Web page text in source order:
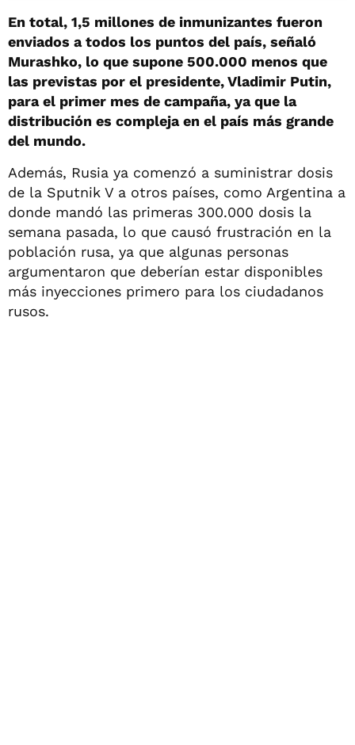
En total, 1,5 millones de inmunizantes fueron
enviados a todos los puntos del país, señaló
Murashko, lo que supone 500.000 menos que
las previstas por el presidente, Vladimir Putin,
para el primer mes de campaña, ya que la
distribución es compleja en el país más grande
del mundo.
Además, Rusia ya comenzó a suministrar dosis
de la Sputnik V a otros países, como Argentina a
donde mandó las primeras 300.000 dosis la
semana pasada, lo que causó frustración en la
población rusa, ya que algunas personas
argumentaron que deberían estar disponibles
más inyecciones primero para los ciudadanos
rusos.